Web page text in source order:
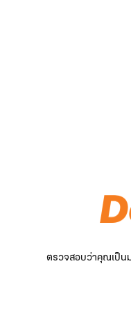
ตรวจสอบว่าคุณเป็น